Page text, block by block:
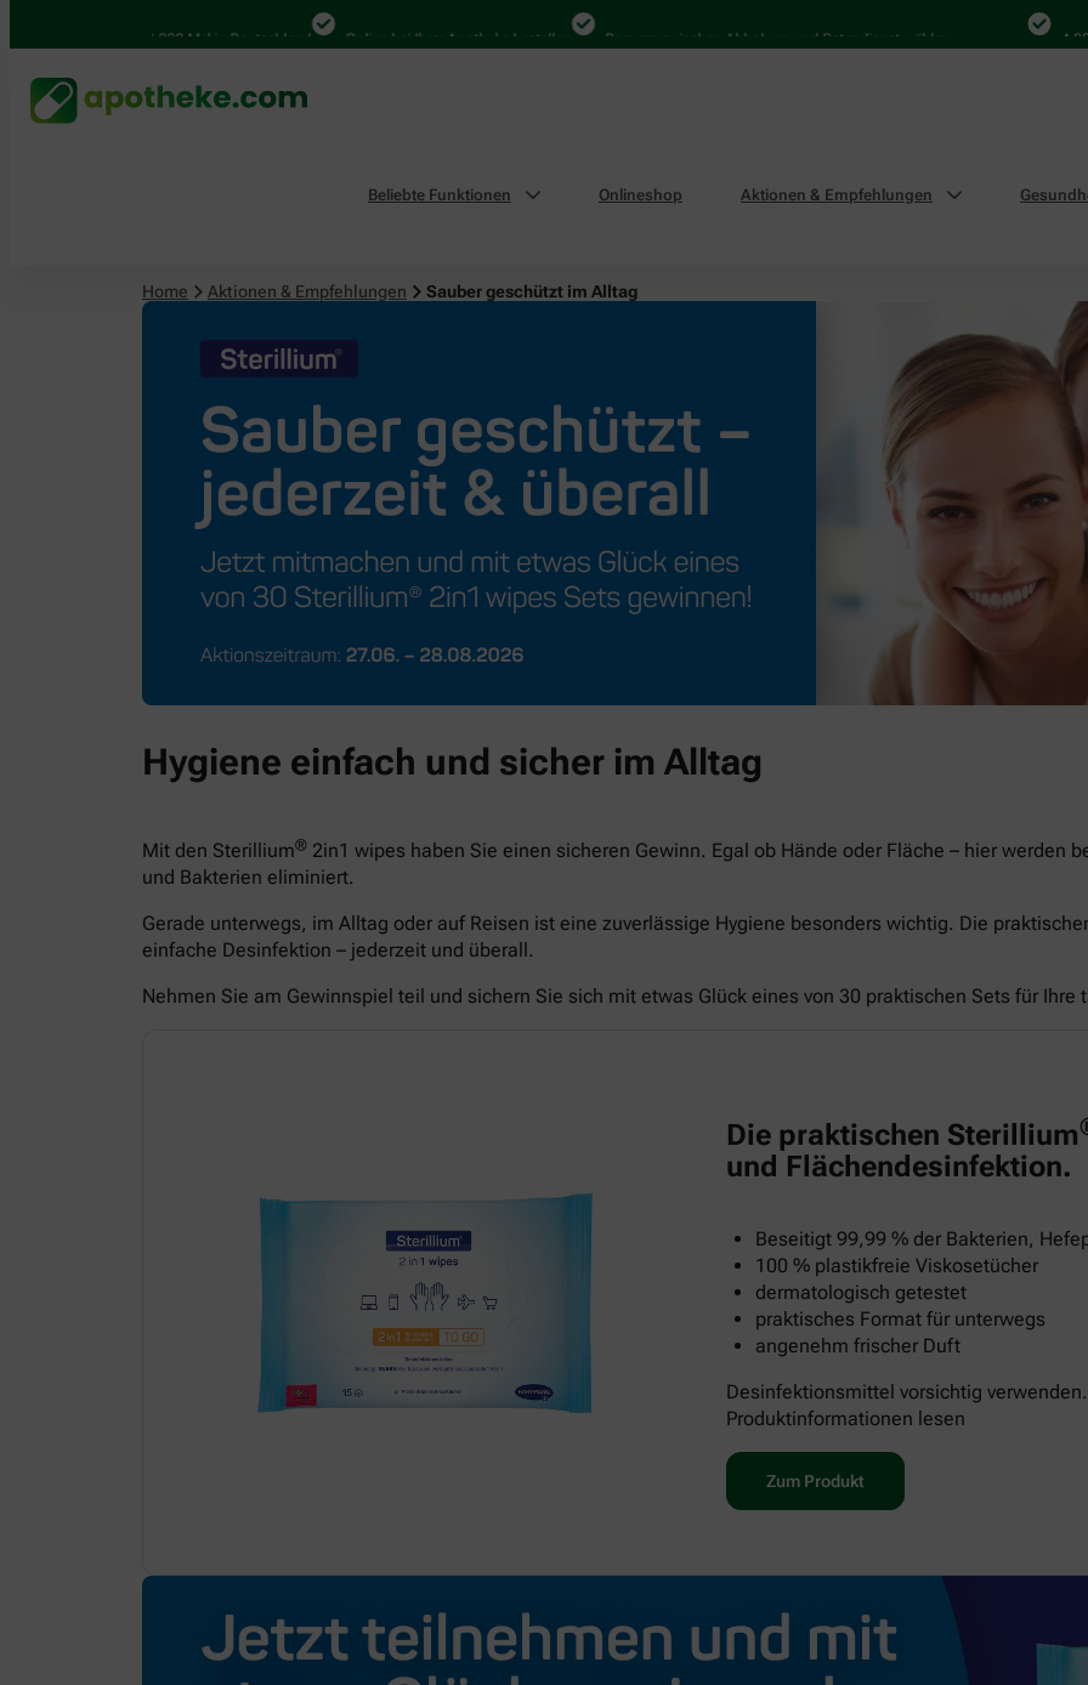
4.000 Mal in Deutschland Online bei Ihrer Apotheke bestellen Bequem zwischen Abholung und Botendienst wählen 4.000
Beliebte Funktionen Onlineshop Aktionen & Empfehlungen
Home Aktionen & Empfehlungen Sauber geschützt im Alltag
Hygiene einfach und sicher im Alltag
Mit den Sterillium® 2in1 wipes haben Sie einen sicheren Gewinn. Egal ob Hände oder Fläche – hier werden
und Bakterien eliminiert.
Gerade unterwegs, im Alltag oder auf Reisen ist eine zuverlässige Hygiene besonders wichtig. Die
einfache Desinfektion – jederzeit und überall.
Nehmen Sie am Gewinnspiel teil und sichern Sie sich mit etwas Glück eines von 30 praktischen Sets für Ihre
Die praktischen Sterillium
und Flächendesinfektion.
Beseitigt 99,99 % der Bakterien,
100 % plastikfreie Viskosetücher
dermatologisch getestet
praktisches Format für unterwegs
angenehm frischer Duft
Desinfektionsmittel vorsichtig
Produktinformationen lesen
Zum Produkt